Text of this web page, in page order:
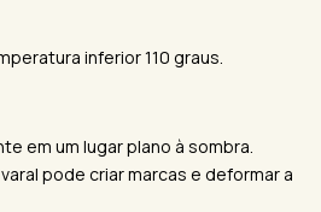
inferior 110 graus.
em um lugar plano à sombra.
pode criar marcas e deformar a